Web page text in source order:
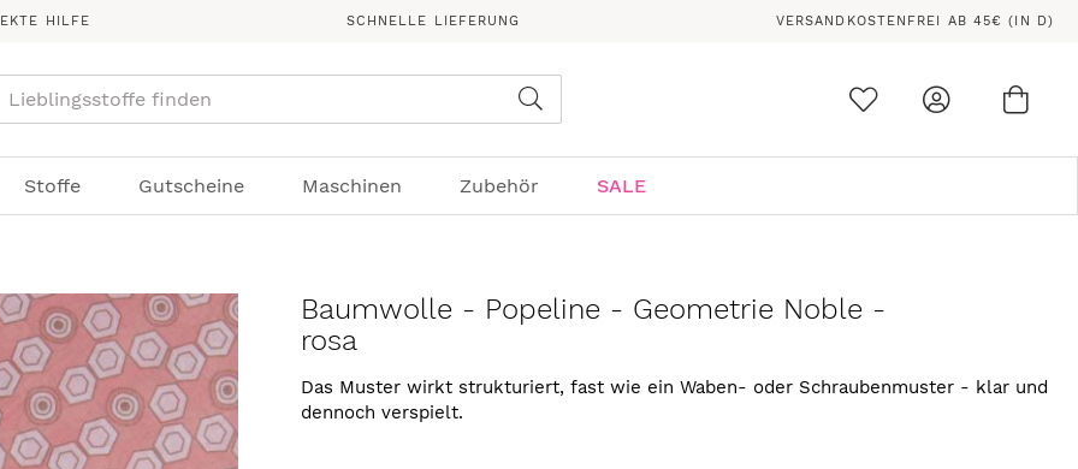
HILFE SCHNELLE LIEFERUNG VERSANDKOSTENFREI AB 45€ (IN D)
Stoffe Gutscheine Maschinen Zubehör SALE
Baumwolle - Popeline - Geometrie Noble -
rosa
Das Muster wirkt strukturiert, fast wie ein Waben- oder Schraubenmuster - klar und
dennoch verspielt.